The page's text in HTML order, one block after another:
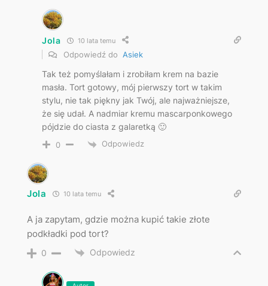
Jola 10 lata temu
Odpowiedź do Asiek
Tak też pomyślałam i zrobiłam krem na bazie
masła. Tort gotowy, mój pierwszy tort w takim
stylu, nie tak piękny jak Twój, ale najważniejsze,
że się udał. A nadmiar kremu mascarponkowego
pójdzie do ciasta z galaretką 🙂
0 Odpowiedz
Jola 10 lata temu
A ja zapytam, gdzie można kupić takie złote
podkładki pod tort?
0 Odpowiedz